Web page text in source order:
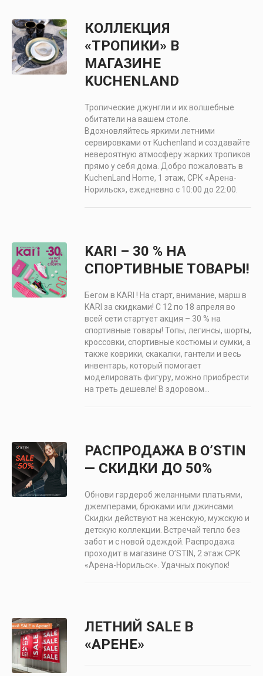
КОЛЛЕКЦИЯ
«ТРОПИКИ» В
МАГАЗИНЕ
KUCHENLAND
Тропические джунгли и их волшебные
обитатели на вашем столе.
Вдохновляйтесь яркими летними
сервировками от Kuchenland и создавайте
невероятную атмосферу жарких тропиков
прямо у себя дома. Добро пожаловать в
KuchenLand Home, 1 этаж, СРК «Арена-
Норильск», ежедневно с 10:00 до 22:00.
KARI – 30 % НА
СПОРТИВНЫЕ ТОВАРЫ!
Бегом в KARI ! На старт, внимание, марш в
KARI за скидками! С 12 по 18 апреля во
всей сети стартует акция – 30 % на
спортивные товары! Топы, легинсы, шорты,
кроссовки, спортивные костюмы и сумки, а
также коврики, скакалки, гантели и весь
инвентарь, который помогает
моделировать фигуру, можно приобрести
на треть дешевле! В здоровом...
РАСПРОДАЖА В O’STIN
— СКИДКИ ДО 50%
Обнови гардероб желанными платьями,
джемперами, брюками или джинсами.
Скидки действуют на женскую, мужскую и
детскую коллекции. Встречай тепло без
забот и с новой одеждой. Распродажа
проходит в магазине O’STIN, 2 этаж СРК
«Арена-Норильск». Удачных покупок!
ЛЕТНИЙ SALE В
«АРЕНЕ»